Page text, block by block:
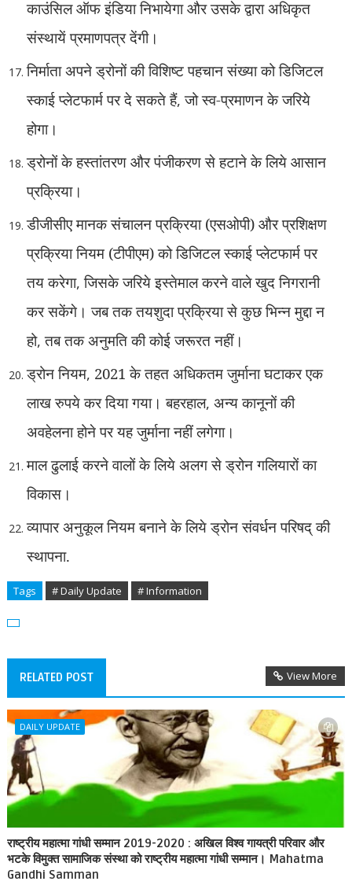
काउंसिल ऑफ इंडिया निभायेगा और उसके द्वारा अधिकृत
संस्थायें प्रमाणपत्र देंगी।
निर्माता अपने ड्रोनों की विशिष्ट पहचान संख्या को डिजिटल
स्काई प्लेटफार्म पर दे सकते हैं,जो स्व-प्रमाणन के जरिये
होगा।
ड्रोनों के हस्तांतरण और पंजीकरण से हटाने के लिये आसान
प्रक्रिया।
डीजीसीए मानक संचालन प्रक्रिया (एसओपी) और प्रशिक्षण
प्रक्रिया नियम (टीपीएम) को डिजिटल स्काई प्लेटफार्म पर
तय करेगा,जिसके जरिये इस्तेमाल करने वाले खुद निगरानी
कर सकेंगे। जब तक तयशुदा प्रक्रिया से कुछ भिन्न मुद्दा न
हो,तब तक अनुमति की कोई जरूरत नहीं।
ड्रोन नियम, 2021 के तहत अधिकतम जुर्माना घटाकर एक
लाख रुपये कर दिया गया। बहरहाल, अन्य कानूनों की
अवहेलना होने पर यह जुर्माना नहीं लगेगा।
माल ढुलाई करने वालों के लिये अलग से ड्रोन गलियारों का
विकास।
व्यापार अनुकूल नियम बनाने के लिये ड्रोन संवर्धन परिषद् की
स्थापना.
Tags # Daily Update # Information
RELATED POST View More
DAILY UPDATE
राष्ट्रीय महात्मा गांधी सम्मान 2019-2020 : अखिल विश्व गायत्री परिवार और
भटके विमुक्त सामाजिक संस्था को राष्ट्रीय महात्मा गांधी सम्मान। Mahatma
Gandhi Samman